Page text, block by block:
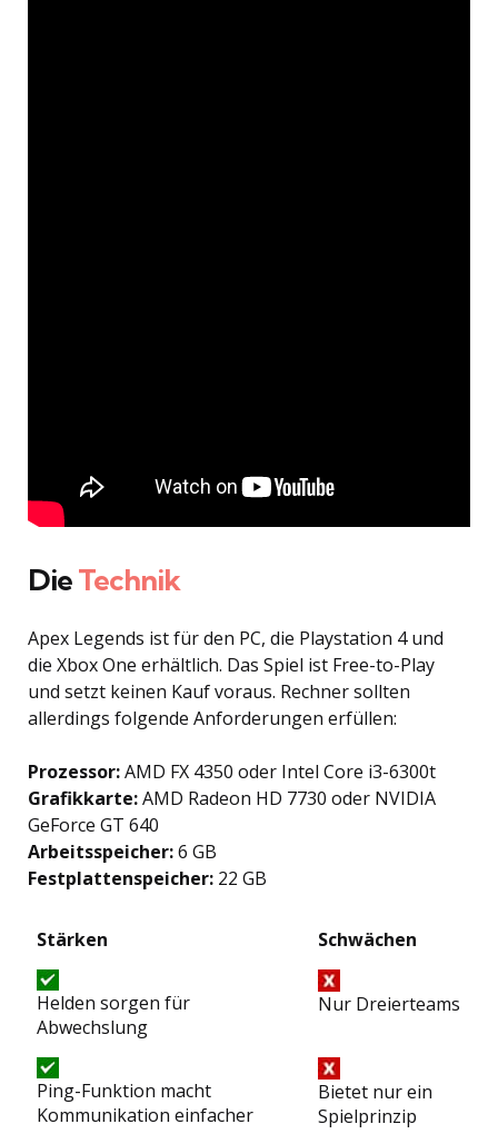
DieTechnik
Apex Legends ist für den PC, die Playstation 4 und
die Xbox One erhältlich. Das Spiel ist Free-to-Play
und setzt keinen Kauf voraus. Rechner sollten
allerdings folgende Anforderungen erfüllen:
Prozessor:AMD FX 4350 oder Intel Core i3-6300t
Grafikkarte:AMD Radeon HD 7730 oder NVIDIA
GeForce GT 640
Arbeitsspeicher:6 GB
Festplattenspeicher: 22 GB
Stärken Schwächen
Helden sorgen für
Abwechslung
Nur Dreierteams
Ping-Funktion macht
Kommunikation einfacher
Bietet nur ein
Spielprinzip